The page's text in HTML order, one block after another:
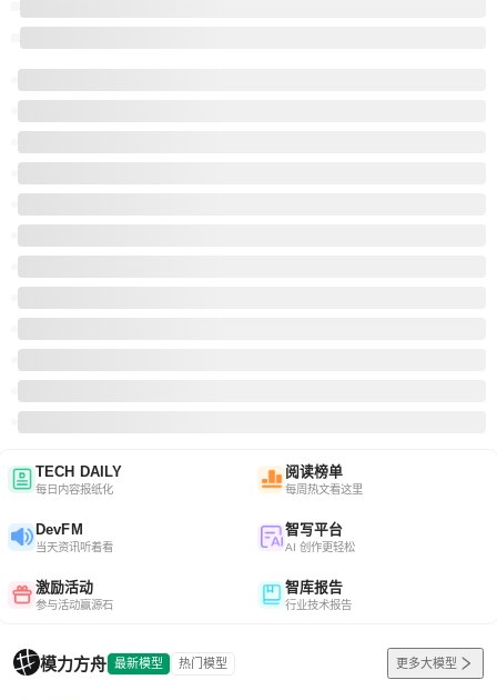
TECH DAILY
每日内容报纸化
阅读榜单
每周热文看这里
DevFM
当天资讯听着看
智写平台
AI 创作更轻松
激励活动
参与活动赢源石
智库报告
行业技术报告
模力方舟 最新模型 热门模型 更多大模型